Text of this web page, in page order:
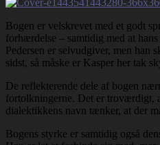
Bogen er velskrevet med et godt
forhærdelse – samtidig med at
Pedersen er selvudgiver, men
sidst, så måske er Kasper her tak
De reflekterende dele af bogen
fortolkningerne. Det er troværdigt,
dialektikkens navn tænker, at der
Bogens styrke er samtidig også